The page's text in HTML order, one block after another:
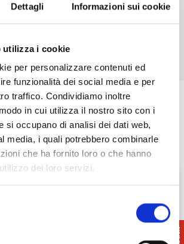
Dettagli Informazioni sui cookie
utilizza i cookie
per personalizzare contenuti ed
funzionalità dei social media e per
traffico. Condividiamo inoltre
in cui utilizza il nostro sito con i
si occupano di analisi dei dati web,
media, i quali potrebbero combinarle
che ha fornito loro o che hanno
dei loro servizi.